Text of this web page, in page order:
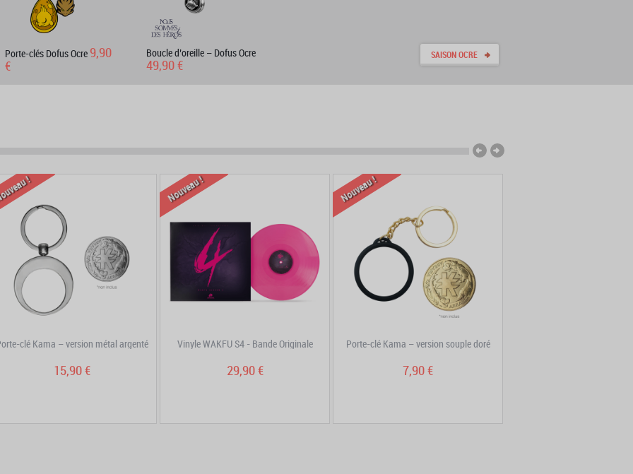
Porte-clés Dofus Ocre 9,90
€
Boucle d’oreille – Dofus Ocre
49,90 €
SAISON OCRE
!
clé Kama – version métal argenté
15,90 €
Nouveau !
Vinyle WAKFU S4 - Bande Originale
29,90 €
Nouveau !
Porte-clé Kama – version souple doré
7,90 €